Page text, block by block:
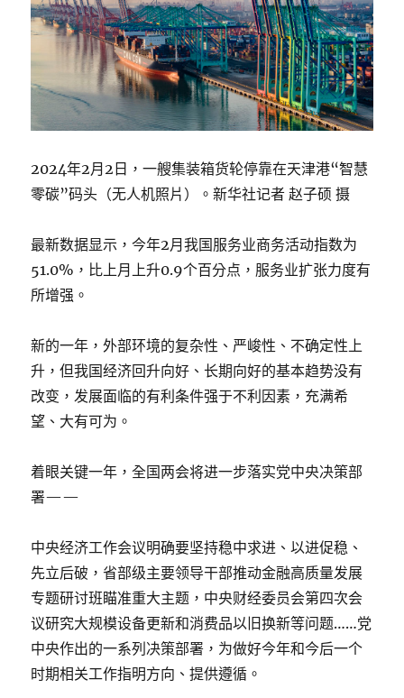
2024年2月2日，一艘集装箱货轮停靠在天津港“智慧
零碳”码头（无人机照片）。新华社记者 赵子硕 摄
最新数据显示，今年2月我国服务业商务活动指数为
51.0%，比上月上升0.9个百分点，服务业扩张力度有
所增强。
新的一年，外部环境的复杂性、严峻性、不确定性上
升，但我国经济回升向好、长期向好的基本趋势没有
改变，发展面临的有利条件强于不利因素，充满希
望、大有可为。
着眼关键一年，全国两会将进一步落实党中央决策部
署——
中央经济工作会议明确要坚持稳中求进、以进促稳、
先立后破，省部级主要领导干部推动金融高质量发展
专题研讨班瞄准重大主题，中央财经委员会第四次会
议研究大规模设备更新和消费品以旧换新等问题……党
中央作出的一系列决策部署，为做好今年和今后一个
时期相关工作指明方向、提供遵循。